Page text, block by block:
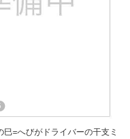
=へびがドライバーの干支ミ